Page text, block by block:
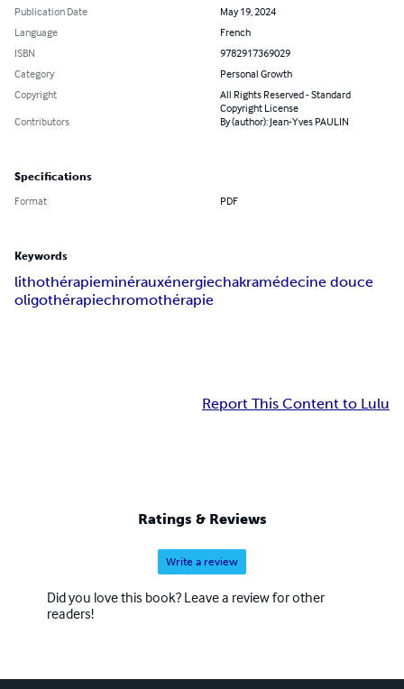
Publication Date
May 19, 2024
Language
French
ISBN
9782917369029
Category
Personal Growth
Copyright
All Rights Reserved - Standard
Copyright License
Contributors
By (author): Jean-Yves PAULIN
Specifications
Format PDF
Keywords
lithothérapieminérauxénergiechakramédecine douce
oligothérapiechromothérapie
Report This Content to Lulu
Ratings & Reviews
Write a review
Did you love this book? Leave a review for other
readers!